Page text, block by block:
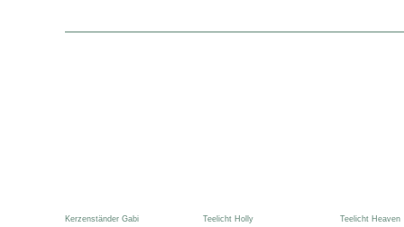
Kerzenständer Gabi Teelicht Holly Teelicht Heaven